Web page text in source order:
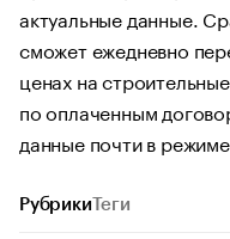
актуальные данные.
сможет ежедневно
ценах на
по оплаченным
данные почти в
Рубрики Теги